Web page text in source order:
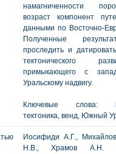
намагниченности
возраст компонент
данными по Восточно-
Полученные
проследить и
тектонического
примыкающего с
Уральскому надвигу.
Ключевые слова:
тектоника, венд, Южный
Иосифиди А.Г.,
Н.В., Храмов А.Н.